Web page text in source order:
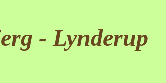
- Lynderup